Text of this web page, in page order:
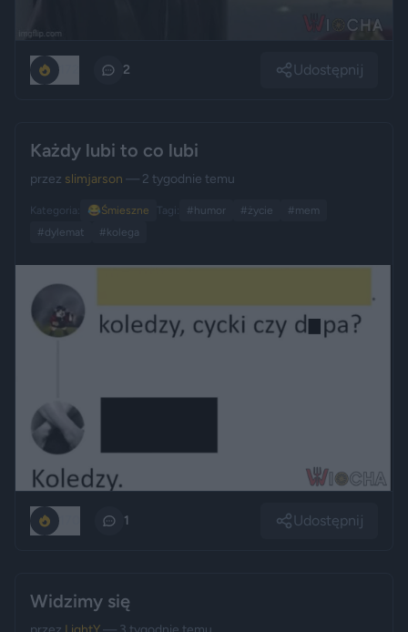
2 Udostępnij
Każdy lubi to co lubi
przez slimjarson — 2 tygodnie temu
Kategoria: 😂Śmieszne Tagi: #humor #życie
#mem
#dylemat
#kolega
1 Udostępnij
Widzimy się